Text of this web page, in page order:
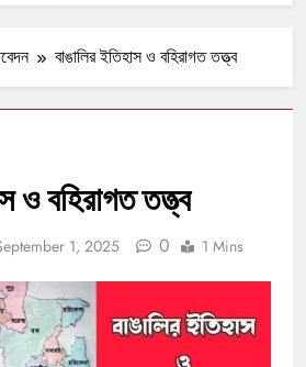
বাঙালির ইতিহাস ও বহিরাগত তত্ত্ব
ও বহিরাগত তত্ত্ব
1, 2025 0 1 Mins